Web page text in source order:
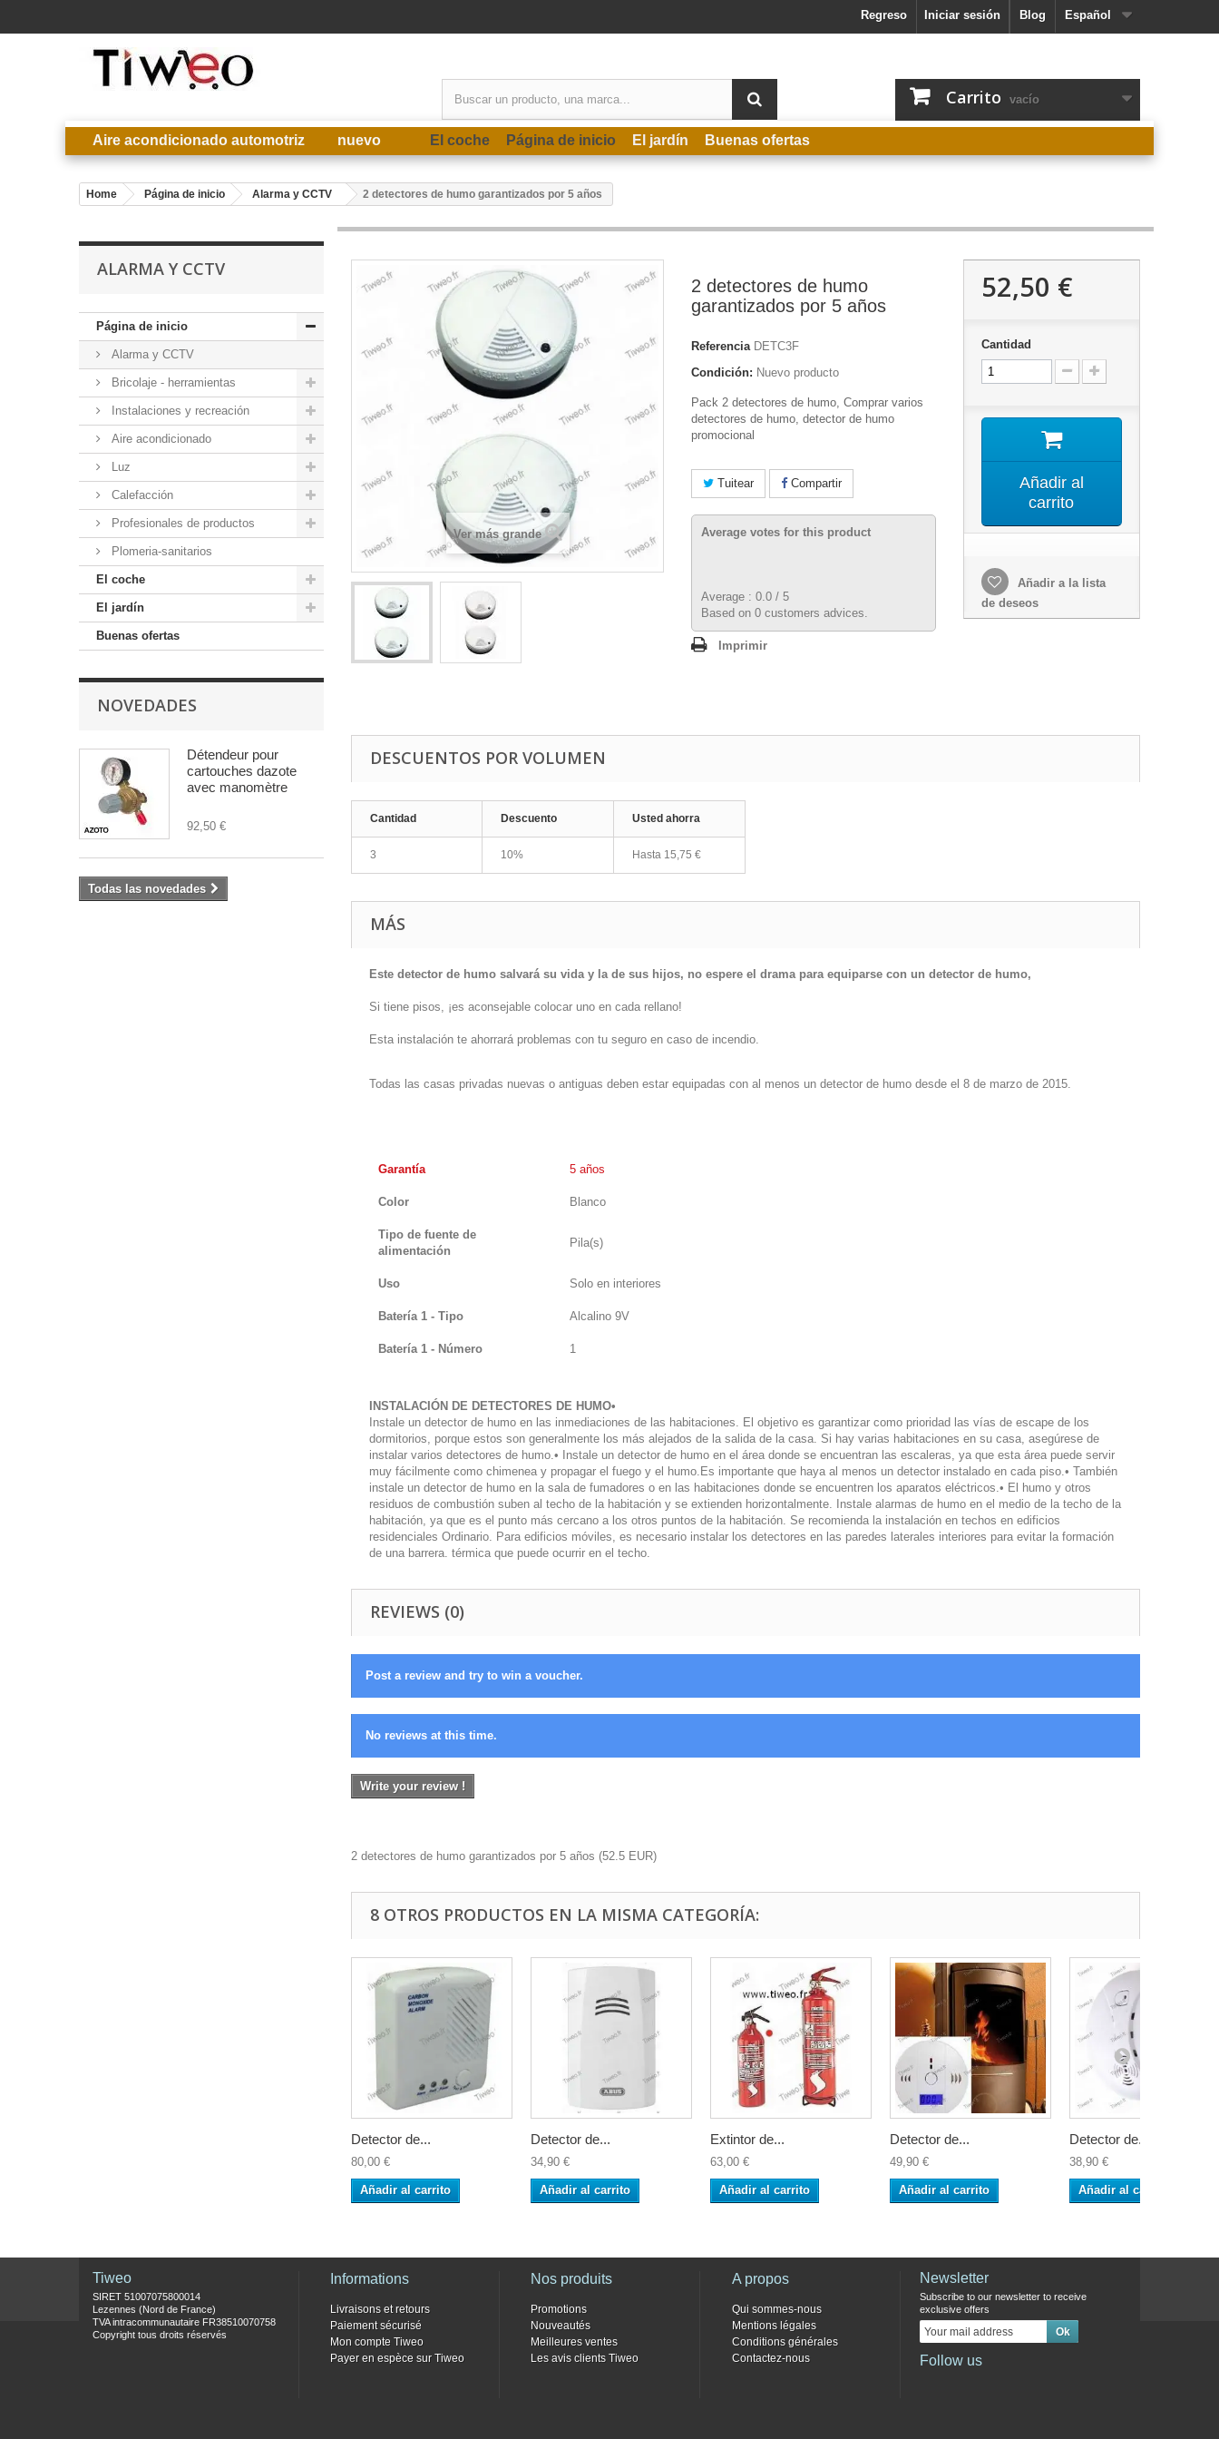
Español
Blog
Iniciar sesión
Regreso
Carrito vacío
Aire acondicionado automotriz nuevo El coche Página de inicio El jardín Buenas ofertas
Home Página de inicio Alarma y CCTV 2 detectores de humo garantizados por 5 años
ALARMA Y CCTV
Página de inicio
Alarma y CCTV
Bricolaje - herramientas
Instalaciones y recreación
Aire acondicionado
Luz
Calefacción
Profesionales de productos
Plomeria-sanitarios
El coche
El jardín
Buenas ofertas
NOVEDADES
Détendeur pour
cartouches dazote
avec manomètre
92,50 €
Todas las novedades
Ver más grande
2 detectores de humo
garantizados por 5 años
Referencia DETC3F
Condición: Nuevo producto
Pack 2 detectores de humo, Comprar varios
detectores de humo, detector de humo
promocional
Tuitear Compartir
Average votes for this product
Average : 0.0 / 5
Based on 0 customers advices.
Imprimir
52,50 €
Cantidad
Añadir al
carrito
Añadir a la lista
de deseos
DESCUENTOS POR VOLUMEN
Cantidad Descuento Usted ahorra
3 10% Hasta 15,75 €
MÁS
Este detector de humo salvará su vida y la de sus hijos, no espere el drama para equiparse con un detector de humo,
Si tiene pisos, ¡es aconsejable colocar uno en cada rellano!
Esta instalación te ahorrará problemas con tu seguro en caso de incendio.
Todas las casas privadas nuevas o antiguas deben estar equipadas con al menos un detector de humo desde el 8 de marzo de 2015.
Garantía 5 años
Color Blanco
Tipo de fuente de
alimentación
Pila(s)
Uso Solo en interiores
Batería 1 - Tipo Alcalino 9V
Batería 1 - Número 1
INSTALACIÓN DE DETECTORES DE HUMO•
Instale un detector de humo en las inmediaciones de las habitaciones. El objetivo es garantizar como prioridad las vías de escape de los
dormitorios, porque estos son generalmente los más alejados de la salida de la casa. Si hay varias habitaciones en su casa, asegúrese de
instalar varios detectores de humo.• Instale un detector de humo en el área donde se encuentran las escaleras, ya que esta área puede servir
muy fácilmente como chimenea y propagar el fuego y el humo. Es importante que haya al menos un detector instalado en cada piso.• También
instale un detector de humo en la sala de fumadores o en las habitaciones donde se encuentren los aparatos eléctricos.• El humo y otros
residuos de combustión suben al techo de la habitación y se extienden horizontalmente. Instale alarmas de humo en el medio de la techo de la
habitación, ya que es el punto más cercano a los otros puntos de la habitación. Se recomienda la instalación en techos en edificios
residenciales Ordinario. Para edificios móviles, es necesario instalar los detectores en las paredes laterales interiores para evitar la formación
de una barrera. térmica que puede ocurrir en el techo.
REVIEWS (0)
Post a review and try to win a voucher.
No reviews at this time.
Write your review !
2 detectores de humo garantizados por 5 años (52.5 EUR)
8 OTROS PRODUCTOS EN LA MISMA CATEGORÍA:
Detector de...
80,00 €
Añadir al carrito
Detector de...
34,90 €
Añadir al carrito
Extintor de...
63,00 €
Añadir al carrito
Detector de...
49,90 €
Añadir al carrito
Detector de...
38,90 €
Añadir al carrito
Tiweo
SIRET 51007075800014
Lezennes (Nord de France)
TVA intracommunautaire FR38510070758
Copyright tous droits réservés
Informations
Livraisons et retours
Paiement sécurisé
Mon compte Tiweo
Payer en espèce sur Tiweo
Nos produits
Promotions
Nouveautés
Meilleures ventes
Les avis clients Tiweo
A propos
Qui sommes-nous
Mentions légales
Conditions générales
Contactez-nous
Newsletter
Subscribe to our newsletter to receive
exclusive offers
Follow us